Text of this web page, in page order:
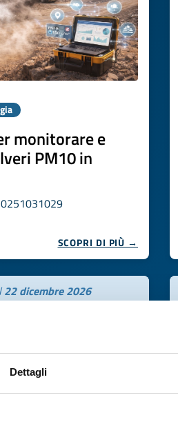
Dettagli
monitorare e
PM10 in
SCOPRI DI PIÙ →
22 dicembre 2026